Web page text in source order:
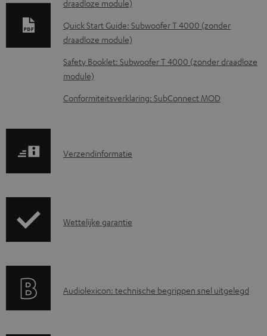
n
l
o
a
d
d
u
t
draadloze module)
Quick Start Guide: Subwoofer T 4000 (zonder
draadloze module)
Safety Booklet: Subwoofer T 4000 (zonder draadloze
module)
Conformiteitsverklaring: SubConnect MOD
V
e
n
Verzendinformatie
G
n
Wettelijke garantie
A
Audiolexicon: technische begrippen snel uitgelegd